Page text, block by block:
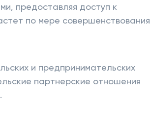
предоставляя доступ к
по мере совершенствования
и предпринимательских
партнерские отношения